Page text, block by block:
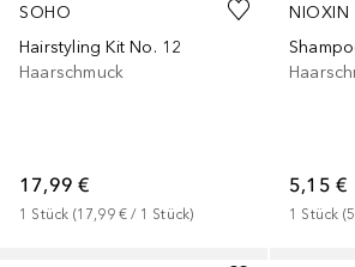
SOHO
Hairstyling Kit No. 12
Haarschmuck
17,99 €
1 Stück (17,99 € / 1 Stück)
NIOXIN
5,15 €
1 Stück (